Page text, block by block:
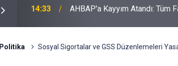
14:31 Espressolab'ın "Ömür Boyu
Politika Sosyal Sigortalar ve GSS Düzenlemeleri